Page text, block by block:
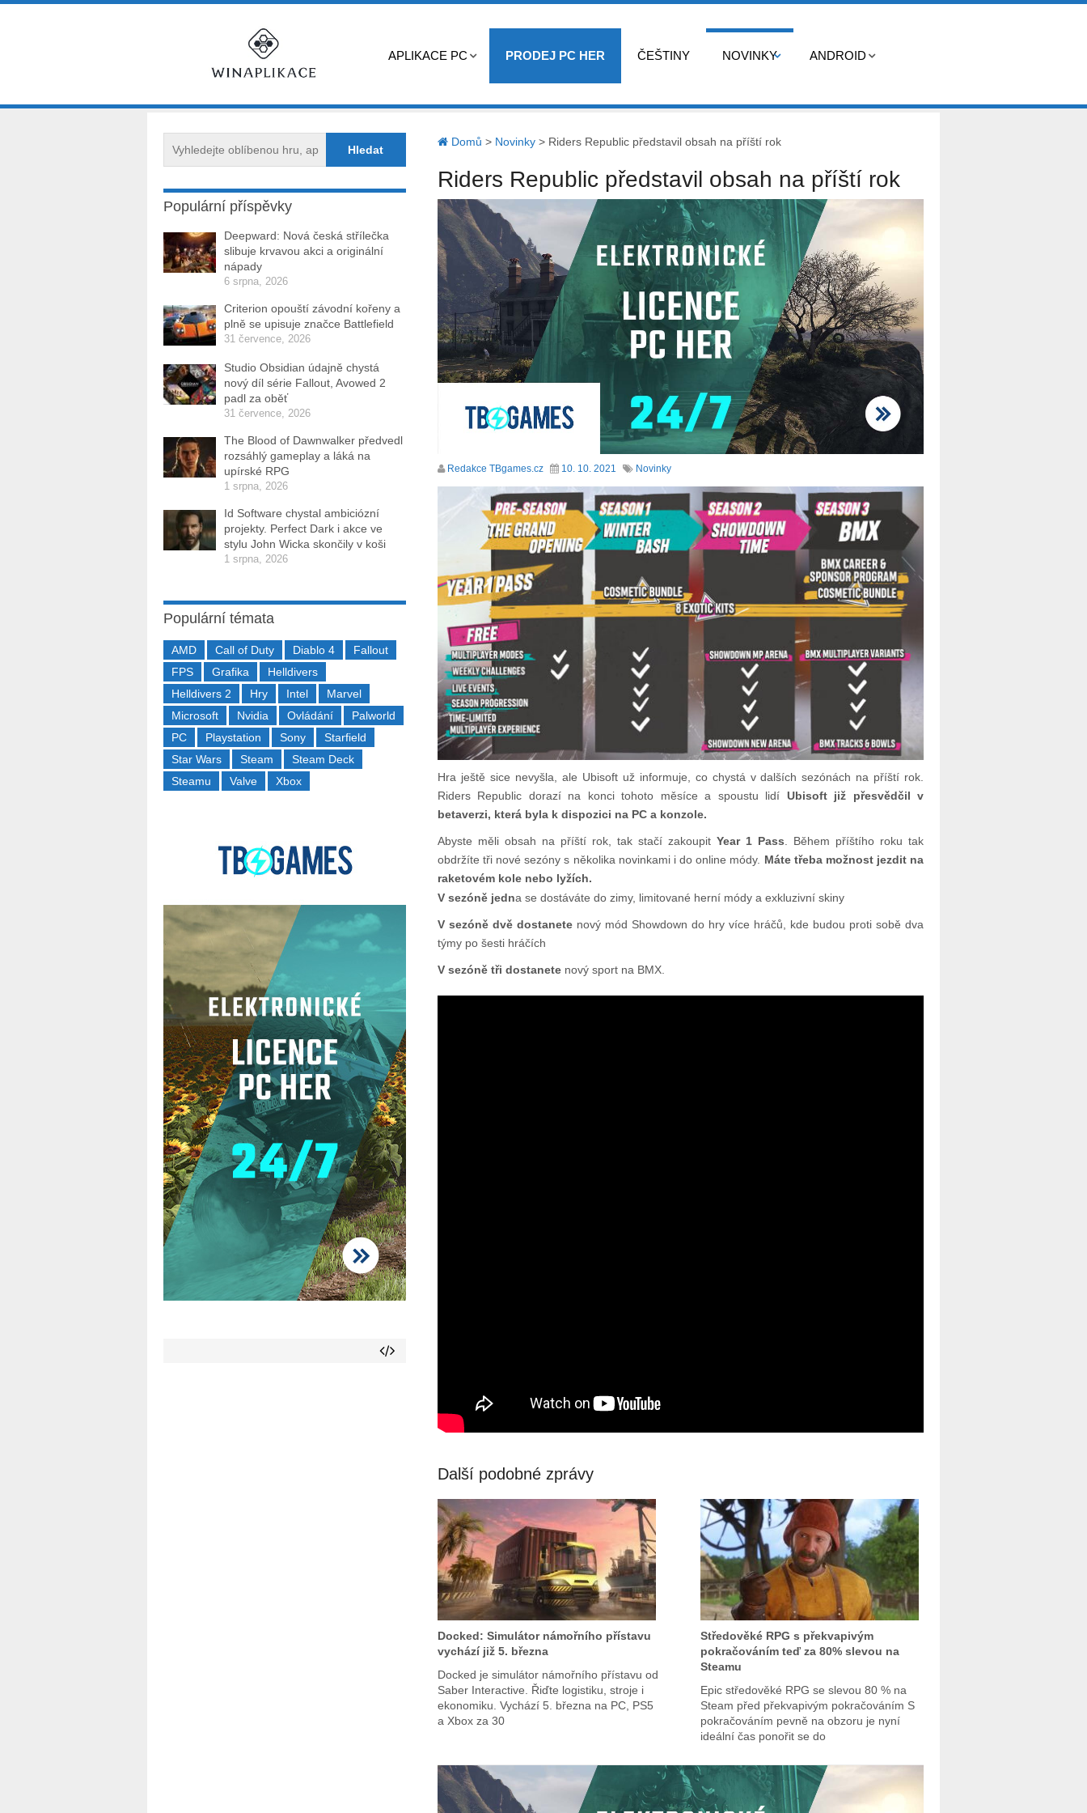
APLIKACE PC PRODEJ PC HER ČEŠTINY NOVINKY ANDROID
Domů > Novinky> Riders Republic představil obsah na příští rok
Riders Republic představil obsah na příští rok
Redakce TBgames.cz 10. 10. 2021 Novinky
Hra ještě sice nevyšla, ale Ubisoft už informuje, co chystá v dalších sezónách na příští rok.
Riders Republic dorazí na konci tohoto měsíce a spoustu lidí Ubisoft již přesvědčil v
betaverzi, která byla k dispozici na PC a konzole.
Abyste měli obsah na příští rok, tak stačí zakoupitYear 1 Pass. Během příštího roku tak
obdržíte tři nové sezóny s několika novinkami i do online módy. Máte třeba možnost jezdit na
raketovém kole nebo lyžích.
V sezóně jedna se dostáváte do zimy, limitované herní módy a exkluzivní skiny
V sezóně dvě dostanetenový mód Showdown do hry více hráčů, kde budou proti sobě dva
týmy po šesti hráčích
V sezóně tři dostanetenový sport na BMX.
Další podobné zprávy
Docked: Simulátor námořního přístavu
vychází již 5. března
Docked je simulátor námořního přístavu od
Saber Interactive. Řiďte logistiku, stroje i
ekonomiku. Vychází 5. března na PC, PS5
a Xbox za 30
Středověké RPG s překvapivým
pokračováním teď za 80% slevou na
Steamu
Epic středověké RPG se slevou 80 % na
Steam před překvapivým pokračováním S
pokračováním pevně na obzoru je nyní
ideální čas ponořit se do
Populární příspěvky
Deepward: Nová česká střílečka
slibuje krvavou akci a originální
nápady
6 srpna, 2026
Criterion opouští závodní kořeny a
plně se upisuje značce Battlefield
31 července, 2026
Studio Obsidian údajně chystá
nový díl série Fallout, Avowed 2
padl za oběť
31 července, 2026
The Blood of Dawnwalker předvedl
rozsáhlý gameplay a láká na
upírské RPG
1 srpna, 2026
Id Software chystal ambiciózní
projekty. Perfect Dark i akce ve
stylu John Wicka skončily v koši
1 srpna, 2026
Populární témata
AMD Call of Duty Diablo 4
Fallout
FPS
Grafika
Helldivers
Helldivers 2
Hry Intel
Marvel
Microsoft
Nvidia Ovládání
Palworld
PC
Playstation Sony
Starfield
Star Wars
Steam
Steam Deck
Steamu
Valve Xbox